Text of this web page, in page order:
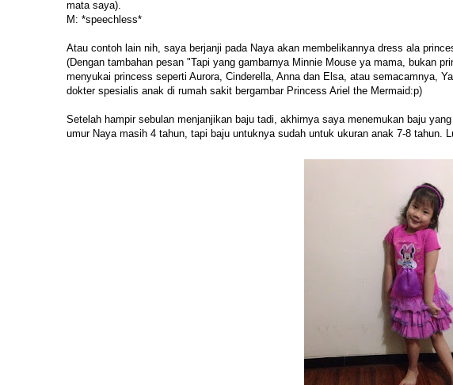
mata saya).
M: *speechless*
Atau contoh lain nih, saya berjanji pada Naya akan membelikannya dress ala
(Dengan tambahan pesan "Tapi yang gambarnya Minnie Mouse ya mama, bukan
menyukai princess seperti Aurora, Cinderella, Anna dan Elsa, atau semacamnya,
dokter spesialis anak di rumah sakit bergambar Princess Ariel the Mermaid:p)
Setelah hampir sebulan menjanjikan baju tadi, akhirnya saya menemukan baju
umur Naya masih 4 tahun, tapi baju untuknya sudah untuk ukuran anak 7-8 tahun.